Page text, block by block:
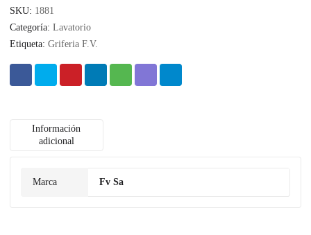
SKU: 1881
Categoría: Lavatorio
Etiqueta: Griferia F.V.
Información
adicional
Marca Fv Sa